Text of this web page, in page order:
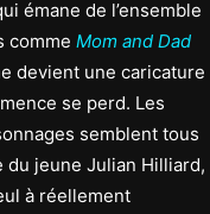
émane de l’ensemble
comme Mom and Dad
devient une caricature
se perd. Les
semblent tous
jeune Julian Hilliard,
à réellement